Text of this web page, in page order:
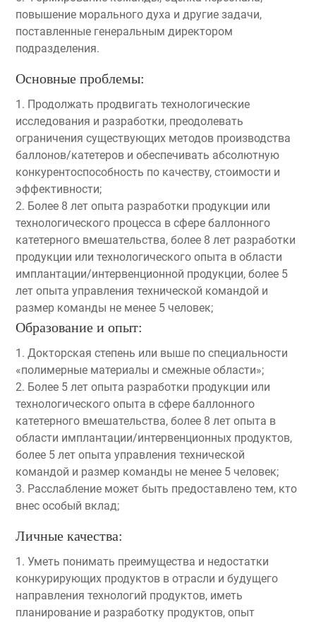
повышение морального духа и другие задачи,
поставленные генеральным директором
подразделения.
Основные проблемы:
1. Продолжать продвигать технологические
исследования и разработки, преодолевать
ограничения существующих методов производства
баллонов/катетеров и обеспечивать абсолютную
конкурентоспособность по качеству, стоимости и
эффективности;
2. Более 8 лет опыта разработки продукции или
технологического процесса в сфере баллонного
катетерного вмешательства, более 8 лет разработки
продукции или технологического опыта в области
имплантации/интервенционной продукции, более 5
лет опыта управления технической командой и
размер команды не менее 5 человек;
Образование и опыт:
1. Докторская степень или выше по специальности
«полимерные материалы и смежные области»;
2. Более 5 лет опыта разработки продукции или
технологического опыта в сфере баллонного
катетерного вмешательства, более 8 лет опыта в
области имплантации/интервенционных продуктов,
более 5 лет опыта управления технической
командой и размер команды не менее 5 человек;
3. Расслабление может быть предоставлено тем, кто
внес особый вклад;
Личные качества:
1. Уметь понимать преимущества и недостатки
конкурирующих продуктов в отрасли и будущего
направления технологий продуктов, иметь
планирование и разработку продуктов, опыт